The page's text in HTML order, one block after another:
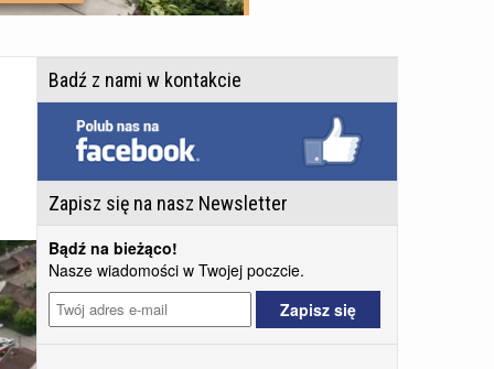
Badź z nami w kontakcie
Zapisz się na nasz Newsletter
Bądź na bieżąco!
Nasze wiadomości w Twojej poczcie.